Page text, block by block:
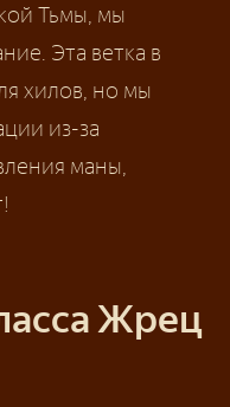
Тьмы, мы
Эта ветка в
хилов, но мы
из-за
маны,
Жрец